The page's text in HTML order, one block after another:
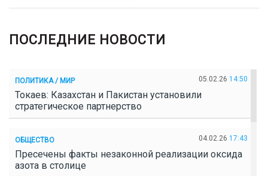
ПОСЛЕДНИЕ НОВОСТИ
ПОЛИТИКА / МИР 05.02.26 14:50
Токаев: Казахстан и Пакистан установили
стратегическое партнерство
ОБЩЕСТВО 04.02.26 17:43
Пресечены факты незаконной реализации оксида
азота в столице